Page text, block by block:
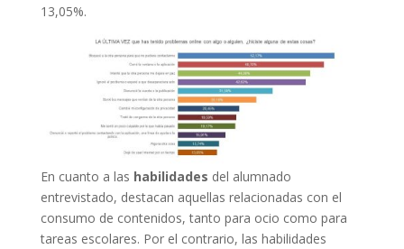
13,05%.
En cuanto a las habilidades del alumnado
entrevistado, destacan aquellas relacionadas con el
consumo de contenidos, tanto para ocio como para
tareas escolares. Por el contrario, las habilidades